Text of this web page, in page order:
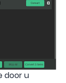
door u